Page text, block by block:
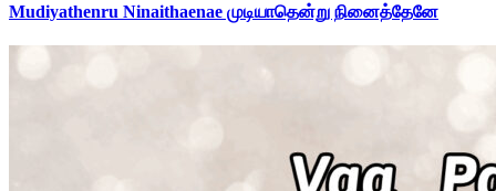
Mudiyathenru Ninaithaenae முடியாதென்று நினைத்தேனே